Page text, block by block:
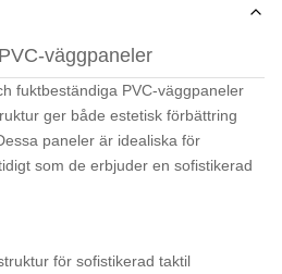
väggpaneler
fuktbeständiga PVC-väggpaneler
ger både estetisk förbättring
paneler är idealiska för
som de erbjuder en sofistikerad
för sofistikerad taktil